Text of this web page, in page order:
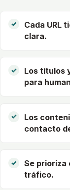
Cada URL
clara.
Los títulos
para
Los
contacto
Se
tráfico.